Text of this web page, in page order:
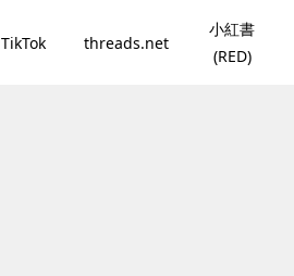
TikTok threads.net
小紅書
(RED)